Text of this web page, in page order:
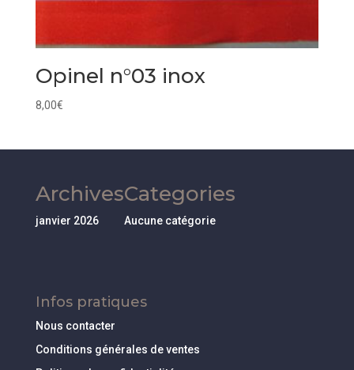
Opinel n°03 inox
8,00€
Archives
janvier 2026
Categories
Aucune catégorie
Infos pratiques
Nous contacter
Conditions générales de ventes